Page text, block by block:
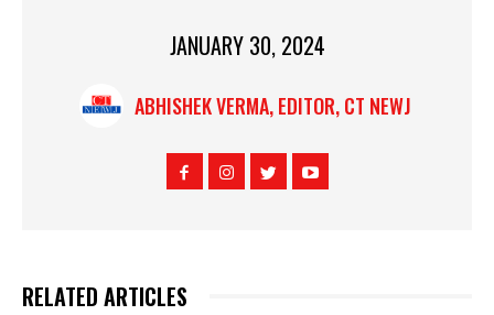
JANUARY 30, 2024
ABHISHEK VERMA, EDITOR, CT NEWJ
RELATED ARTICLES